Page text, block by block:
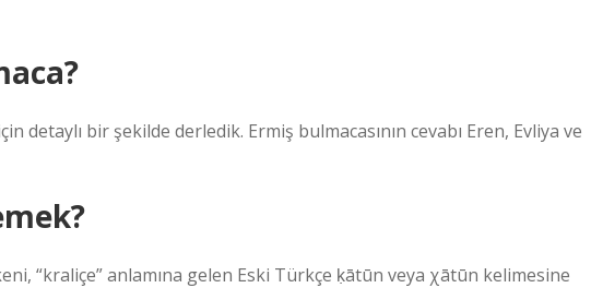
detaylı bir şekilde derledik. Ermiş bulmacasının cevabı Eren, Evliya ve
“kraliçe” anlamına gelen Eski Türkçe ḳātūn veya χātūn kelimesine